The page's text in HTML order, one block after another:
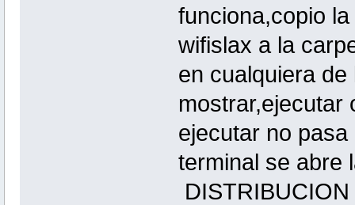
funciona,copio
wifislax a la
en cualquiera
mostrar,ejecutar
ejecutar no
terminal se abre